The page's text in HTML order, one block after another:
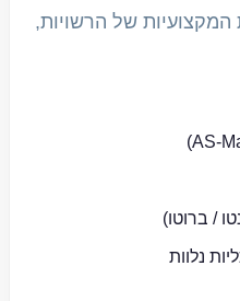
של הרשויות,
/ ברוטו)
נלוות